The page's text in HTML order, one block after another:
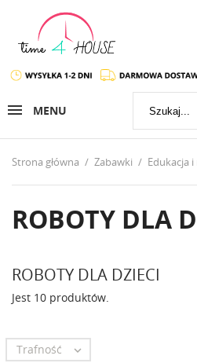
MENU
Strona główna Zabawki Edukacja
ROBOTY DLA
ROBOTY DLA DZIECI
Jest 10 produktów.
Trafność 